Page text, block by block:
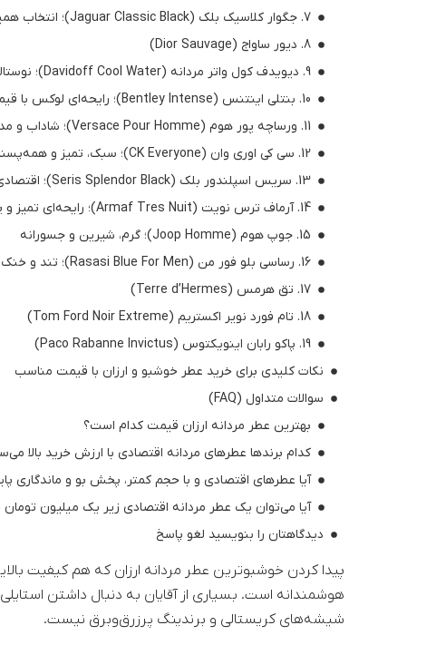
مشاهده و خرید
7. جگوار کلاسیک بلک (Jaguar Classic Black)؛ انتخاب همیشگی کلاسیک‌پسندها
8. دیور ساواج (Dior Sauvage)
9. دیویدف کول واتر مردانه (Davidoff Cool Water)؛ نوستالژیک و پرانرژی
10. بنتلی اینتنس (Bentley Intense)؛ رایحه‌ای لوکس با قیمت معقول
11. ورساچه پور هوم (Versace Pour Homme)؛ شاداب و مدیترانه‌ای
12. سی کی اوری وان (CK Everyone)؛ سبک، تمیز و همه‌پسند
13. سریس اسپلندور بلک (Seris Splendor Black)؛ اقتصادی‌ترین انتخاب برای روزهای گرم
14. آرماف ترس نویت (Armaf Tres Nuit)؛ رایحه‌ای تمیز و پودری
15. جوپ هوم (Joop Homme)؛ گرم، شیرین و جسورانه
16. رساسی بلو فور من (Rasasi Blue For Men)؛ تند و خنک برای استفاده روزانه
17. تق هرمس (Terre d’Hermes)
18. تام فورد نویر اکستریم (Tom Ford Noir Extreme)
19. پاکو رابان اینویکتوس (Paco Rabanne Invictus)
نکات کلیدی برای خرید عطر خوشبو و ارزان با قیمت مناسب
سوالات متداول (FAQ)
بهترین عطر مردانه ارزان قیمت کدام است؟
کدام برندها عطرهای مردانه اقتصادی با ارزش خرید بالا
آیا عطرهای اقتصادی و با حجم کمتر، پخش بو و ماندگاری
آیا می‌توان یک عطر مردانه اقتصادی زیر یک میلیون تومان
دیدگاهتان را بنویسید لغو پاسخ
پیدا کردن خوشبوترین عطر مردانه ارزان که هم کیفیت
هوشمندانه است. بسیاری از آقایان به دنبال داشتن
شیشه‌های کریستالی و برندینگ پرزرق‌وبرق نیست.